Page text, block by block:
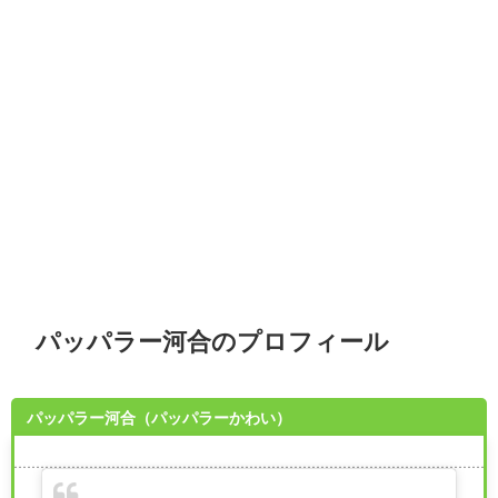
パッパラー河合のプロフィール
パッパラー河合（パッパラーかわい）